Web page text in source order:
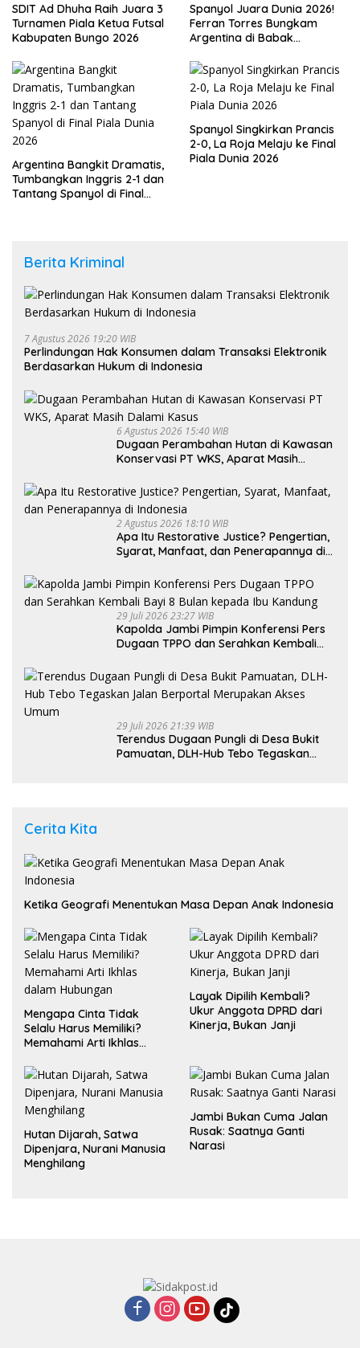
SDIT Ad Dhuha Raih Juara 3
Turnamen Piala Ketua Futsal
Kabupaten Bungo 2026
Spanyol Juara Dunia 2026!
Ferran Torres Bungkam
Argentina di Babak
Argentina Bangkit Dramatis,
Tumbangkan Inggris 2-1 dan
Tantang Spanyol di Final
Spanyol Singkirkan Prancis
2-0, La Roja Melaju ke Final
Piala Dunia 2026
Berita Kriminal
7 Agustus 2026 19:20 WIB
Perlindungan Hak Konsumen dalam Transaksi Elektronik
Berdasarkan Hukum di Indonesia
6 Agustus 2026 15:40 WIB
Dugaan Perambahan Hutan di Kawasan
Konservasi PT WKS, Aparat Masih
2 Agustus 2026 18:10 WIB
Apa Itu Restorative Justice? Pengertian,
Syarat, Manfaat, dan Penerapannya di
29 Juli 2026 23:27 WIB
Kapolda Jambi Pimpin Konferensi Pers
Dugaan TPPO dan Serahkan Kembali
29 Juli 2026 21:39 WIB
Terendus Dugaan Pungli di Desa Bukit
Pamuatan, DLH-Hub Tebo Tegaskan
Cerita Kita
Ketika Geografi Menentukan Masa Depan Anak Indonesia
Mengapa Cinta Tidak
Selalu Harus Memiliki?
Memahami Arti Ikhlas
Layak Dipilih Kembali?
Ukur Anggota DPRD dari
Kinerja, Bukan Janji
Hutan Dijarah, Satwa
Dipenjara, Nurani Manusia
Menghilang
Jambi Bukan Cuma Jalan
Rusak: Saatnya Ganti
Narasi